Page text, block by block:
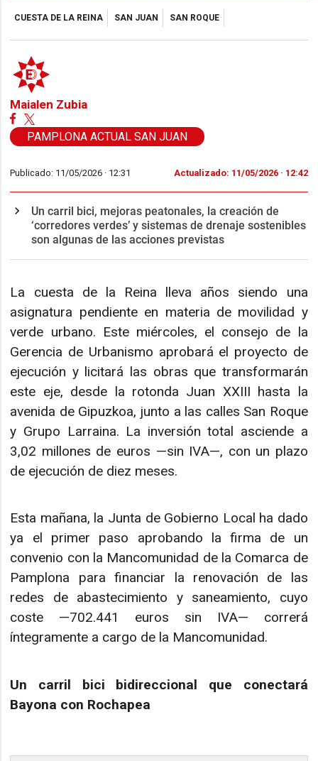
CUESTA DE LA REINA SAN JUAN SAN ROQUE
Maialen Zubia
PAMPLONA ACTUAL SAN JUAN
Publicado: 11/05/2026 · 12:31 Actualizado: 11/05/2026 · 12:42
Un carril bici, mejoras peatonales, la creación de
‘corredores verdes’ y sistemas de drenaje sostenibles
son algunas de las acciones previstas
La cuesta de la Reina lleva años siendo una
asignatura pendiente en materia de movilidad y
verde urbano. Este miércoles, el consejo de la
Gerencia de Urbanismo aprobará el proyecto de
ejecución y licitará las obras que transformarán
este eje, desde la rotonda Juan XXIII hasta la
avenida de Gipuzkoa, junto a las calles San Roque
y Grupo Larraina. La inversión total asciende a
3,02 millones de euros —sin IVA—, con un plazo
de ejecución de diez meses.
Esta mañana, la Junta de Gobierno Local ha dado
ya el primer paso aprobando la firma de un
convenio con la Mancomunidad de la Comarca de
Pamplona para financiar la renovación de las
redes de abastecimiento y saneamiento, cuyo
coste —702.441 euros sin IVA— correrá
íntegramente a cargo de la Mancomunidad.
Un carril bici bidireccional que conectará
Bayona con Rochapea